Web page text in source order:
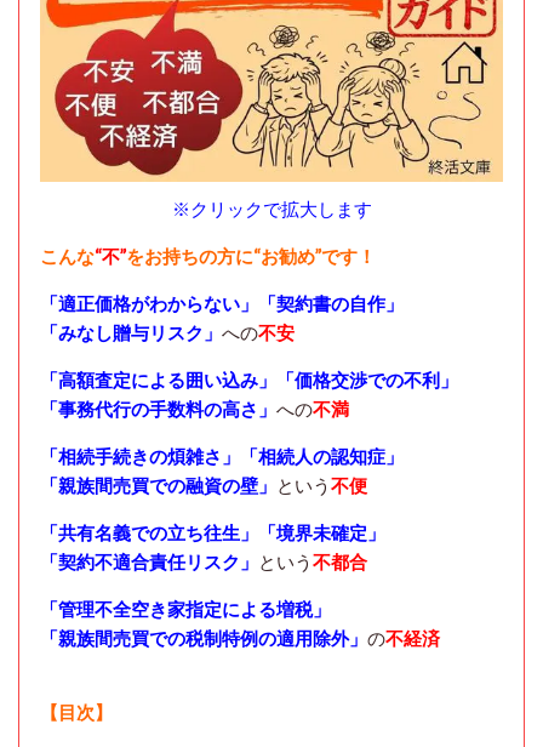
※クリックで拡大します
こんな“不”をお持ちの方に“お勧め”です！
「適正価格がわからない」「契約書の自作」
「みなし贈与リスク」 への不安
「高額査定による囲い込み」「価格交渉での不利」
「事務代行の手数料の高さ」 への不満
「相続手続きの煩雑さ」「相続人の認知症」
「親族間売買での融資の壁」 という 不便
「共有名義での立ち往生」「境界未確定」
「契約不適合責任リスク」 という 不都合
「管理不全空き家指定による増税」
「親族間売買での税制特例の適用除外」 の不経済
【目次】